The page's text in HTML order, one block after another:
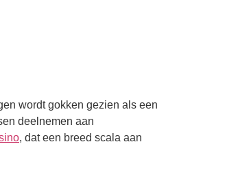
wordt gokken gezien als een
deelnemen aan
, dat een breed scala aan